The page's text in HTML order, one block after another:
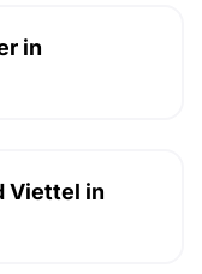
in
Viettel in